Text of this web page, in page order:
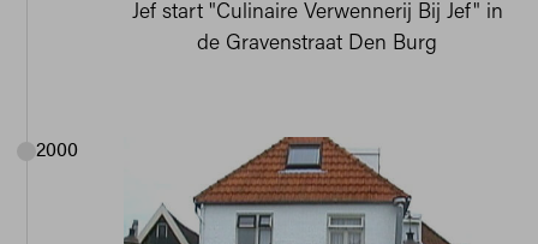
Jef start "Culinaire Verwennerij Bij Jef" in
de Gravenstraat Den Burg
2000